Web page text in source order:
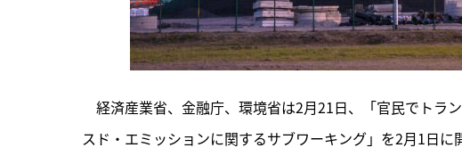
経済産業省、金融庁、環境省は2月21日、「官民でトラ
スド・エミッションに関するサブワーキング」を2月1日